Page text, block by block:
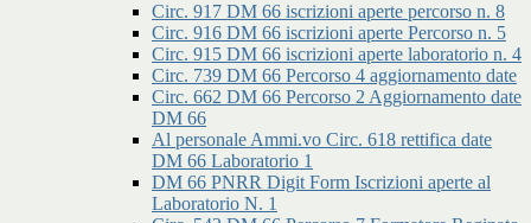
Circ. 917 DM 66 iscrizioni aperte percorso n. 8
Circ. 916 DM 66 iscrizioni aperte Percorso n. 5
Circ. 915 DM 66 iscrizioni aperte laboratorio n. 4
Circ. 739 DM 66 Percorso 4 aggiornamento date
Circ. 662 DM 66 Percorso 2 Aggiornamento date
DM 66
Al personale Ammi.vo Circ. 618 rettifica date
DM 66 Laboratorio 1
DM 66 PNRR Digit Form Iscrizioni aperte al
Laboratorio N. 1